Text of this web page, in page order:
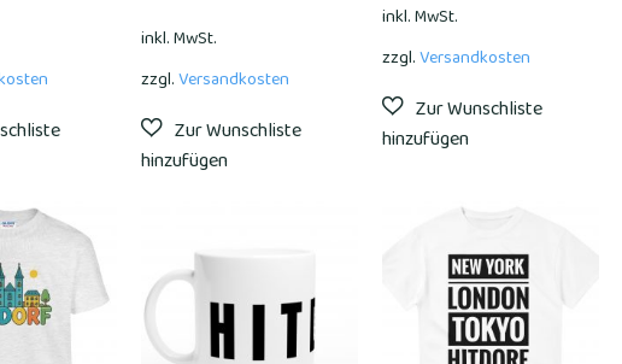
inkl. MwSt.
zzgl.Versandkosten
inkl. MwSt.
zzgl.Versandkosten
Add to Add to
wishlist
Add to